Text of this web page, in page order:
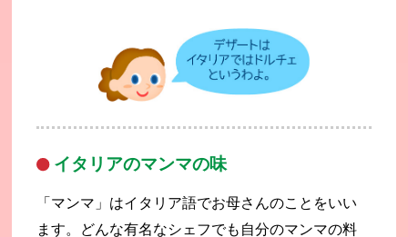
イタリアのマンマの味
「マンマ」はイタリア語でお母さんのことをいい
ます。どんな有名なシェフでも自分のマンマの料